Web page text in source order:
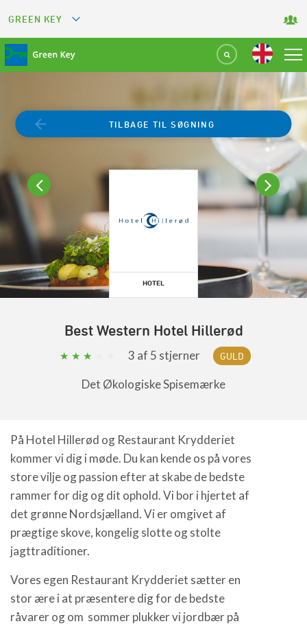
GREEN KEY
GREEN RESTAURANT
GREEN SPORT FACILITY
GREEN CAMPING
GREEN ATTRACTION
HOTEL
TILBAGE TIL SØGNING
Best Western Hotel Hillerød
3 af 5 stjerner GULD
Det Økologiske Spisemærke
På Hotel Hillerød og Restaurant Krydderiet
kommer vi dig i møde. Du kan kende os på vores
store vilje og passion efter at skabe de bedste
rammer for dig og dit ophold. Vi bor i hjertet af
det grønne Nordsjælland. Vi er omgivet af
prægtige skove, kongelig slotte og stolte
jagttraditioner.
Vores egen Restaurant Krydderiet sætter en
stor ære i at præsentere dig for de bedste
råvarer og om sommer plukker vi jordbær på